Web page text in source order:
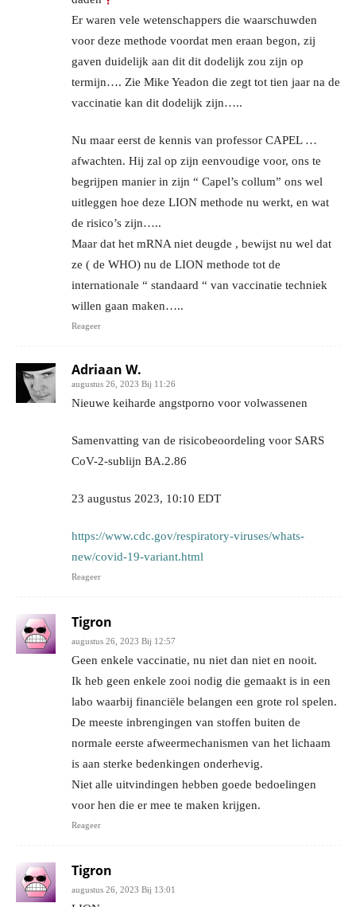
Er waren vele wetenschappers die waarschuwden
voor deze methode voordat men eraan begon, zij
gaven duidelijk aan dit dit dodelijk zou zijn op
termijn…. Zie Mike Yeadon die zegt tot tien jaar na de
vaccinatie kan dit dodelijk zijn…..
Nu maar eerst de kennis van professor CAPEL …
afwachten. Hij zal op zijn eenvoudige voor, ons te
begrijpen manier in zijn “ Capel’s collum” ons wel
uitleggen hoe deze LION methode nu werkt, en wat
de risico’s zijn…..
Maar dat het mRNA niet deugde , bewijst nu wel dat
ze ( de WHO) nu de LION methode tot de
internationale “ standaard “ van vaccinatie techniek
willen gaan maken…..
Reageer
Adriaan W.
augustus 26, 2023 Bij 11:26
Nieuwe keiharde angstporno voor volwassenen
Samenvatting van de risicobeoordeling voor SARS
CoV-2-sublijn BA.2.86
23 augustus 2023, 10:10 EDT
https://www.cdc.gov/respiratory-viruses/whats-
new/covid-19-variant.html
Reageer
Tigron
augustus 26, 2023 Bij 12:57
Geen enkele vaccinatie, nu niet dan niet en nooit.
Ik heb geen enkele zooi nodig die gemaakt is in een
labo waarbij financiële belangen een grote rol spelen.
De meeste inbrengingen van stoffen buiten de
normale eerste afweermechanismen van het lichaam
is aan sterke bedenkingen onderhevig.
Niet alle uitvindingen hebben goede bedoelingen
voor hen die er mee te maken krijgen.
Reageer
Tigron
augustus 26, 2023 Bij 13:01